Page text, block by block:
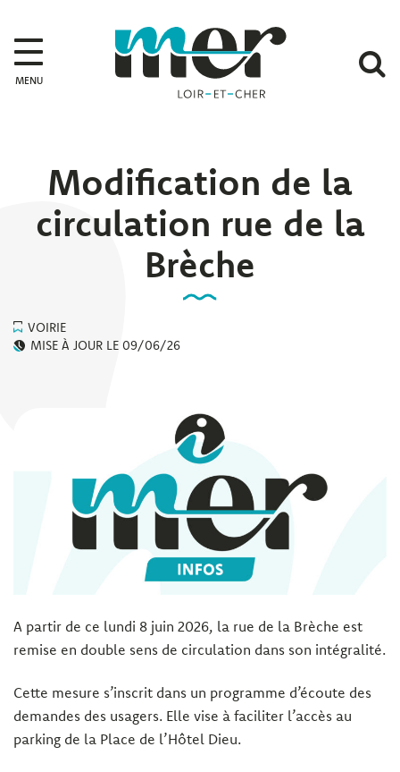
MENU
Modification de la
circulation rue de la
Brèche
VOIRIE
MISE À JOUR LE 09/06/26
A partir de ce lundi 8 juin 2026, la rue de la Brèche est
remise en double sens de circulation dans son intégralité.
Cette mesure s’inscrit dans un programme d’écoute des
demandes des usagers. Elle vise à faciliter l’accès au
parking de la Place de l’Hôtel Dieu.